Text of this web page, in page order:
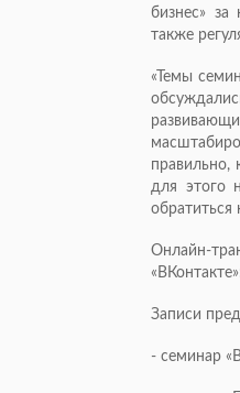
бизнес»
также
«Темы
правильно,
для этого
обратиться
Онлайн-
Записи
- семинар